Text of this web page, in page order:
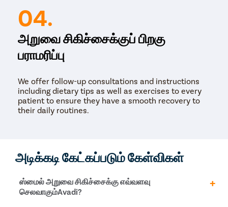
04.
அறுவை சிகிச்சைக்குப் பிறகு
பராமரிப்பு
We offer follow-up consultations and instructions
including dietary tips as well as exercises to every
patient to ensure they have a smooth recovery to
their daily routines.
அடிக்கடி கேட்கப்படும் கேள்விகள்
ஸ்மைல் அறுவை சிகிச்சைக்கு எவ்வளவு
செலவாகும்Avadi?